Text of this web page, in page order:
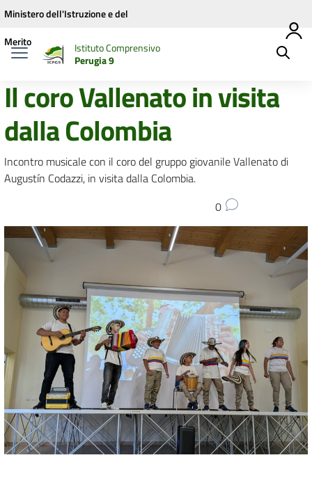
Vai ai contenuti
Vai al menu di navigazione
Vai al footer
Ministero dell'Istruzione e del
Merito
Istituto Comprensivo
Perugia 9
Il coro Vallenato in visita
dalla Colombia
Incontro musicale con il coro del gruppo giovanile Vallenato di
Augustín Codazzi, in visita dalla Colombia.
0